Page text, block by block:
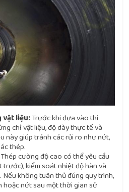
vật liệu:Trước khi đưa vào thi
chỉ vật liệu, độ dày thực tế và
này giúp tránh các rủi ro như nứt,
thép.
Thép cường độ cao có thể yêu cầu
kiểm soát nhiệt độ hàn và
Nếu không tuân thủ đúng quy trình,
hoặc nứt sau một thời gian sử